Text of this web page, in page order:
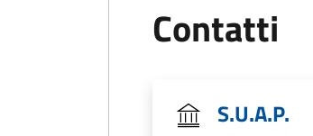
Contatti
S.U.A.P.